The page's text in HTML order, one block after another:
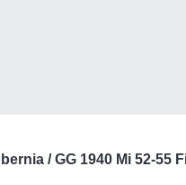
/ GG 1940 Mi 52-55